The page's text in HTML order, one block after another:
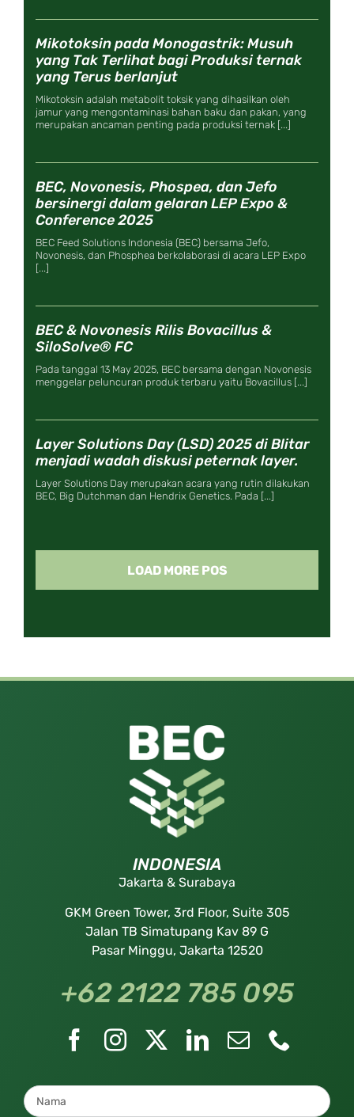
Mikotoksin pada Monogastrik: Musuh
yang Tak Terlihat bagi Produksi ternak
yang Terus berlanjut
Mikotoksin adalah metabolit toksik yang dihasilkan oleh
jamur yang mengontaminasi bahan baku dan pakan, yang
merupakan ancaman penting pada produksi ternak [...]
BEC, Novonesis, Phospea, dan Jefo
bersinergi dalam gelaran LEP Expo &
Conference 2025
BEC Feed Solutions Indonesia (BEC) bersama Jefo,
Novonesis, dan Phosphea berkolaborasi di acara LEP Expo
[...]
BEC & Novonesis Rilis Bovacillus &
SiloSolve® FC
Pada tanggal 13 May 2025, BEC bersama dengan Novonesis
menggelar peluncuran produk terbaru yaitu Bovacillus [...]
Layer Solutions Day (LSD) 2025 di Blitar
menjadi wadah diskusi peternak layer.
Layer Solutions Day merupakan acara yang rutin dilakukan
BEC, Big Dutchman dan Hendrix Genetics. Pada [...]
LOAD MORE POS
INDONESIA
Jakarta & Surabaya
GKM Green Tower, 3rd Floor, Suite 305
Jalan TB Simatupang Kav 89 G
Pasar Minggu, Jakarta 12520
+62 2122 785 095
Nama